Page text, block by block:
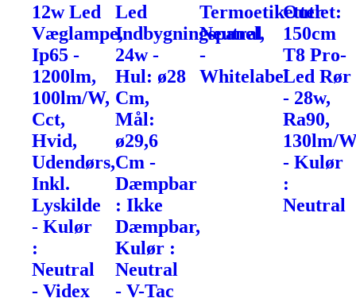
12w Led
Væglampe,
Ip65 -
1200lm,
100lm/W,
Cct,
Hvid,
Udendørs,
Inkl.
Lyskilde
- Kulør
:
Neutral
- Videx
Led
Indbygningspanel,
24w -
Hul: ø28
Cm,
Mål:
ø29,6
Cm -
Dæmpbar
: Ikke
Dæmpbar,
Kulør :
Neutral
- V-Tac
Termoetiketter
Neutral
-
Whitelabel
Outlet:
150cm
T8 Pro-
Led Rør
- 28w,
Ra90,
130lm/
- Kulør
:
Neutral